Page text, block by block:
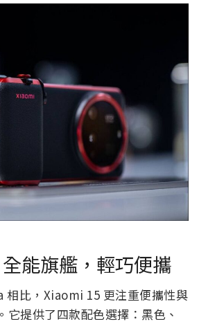
能旗艦，輕巧便攜
比，Xiaomi 15 更注重便攜性與
它提供了四款配色選擇：黑色、